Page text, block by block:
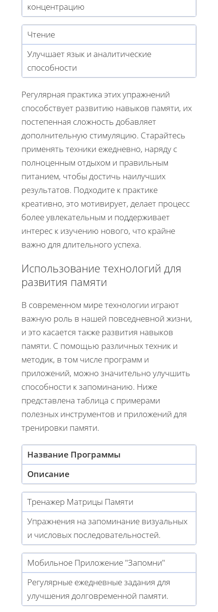
концентрацию
Чтение
Улучшает язык и аналитические
способности
Регулярная практика этих упражнений
способствует развитию навыков памяти, их
постепенная сложность добавляет
дополнительную стимуляцию. Старайтесь
применять техники ежедневно, наряду с
полноценным отдыхом и правильным
питанием, чтобы достичь наилучших
результатов. Подходите к практике
креативно, это мотивирует, делает процесс
более увлекательным и поддерживает
интерес к изучению нового, что крайне
важно для длительного успеха.
Использование технологий для
развития памяти
В современном мире технологии играют
важную роль в нашей повседневной жизни,
и это касается также развития навыков
памяти. С помощью различных техник и
методик, в том числе программ и
приложений, можно значительно улучшить
способности к запоминанию. Ниже
представлена таблица с примерами
полезных инструментов и приложений для
тренировки памяти.
Название Программы
Описание
Тренажер Матрицы Памяти
Упражнения на запоминание визуальных
и числовых последовательностей.
Мобильное Приложение "Запомни"
Регулярные ежедневные задания для
улучшения долговременной памяти.